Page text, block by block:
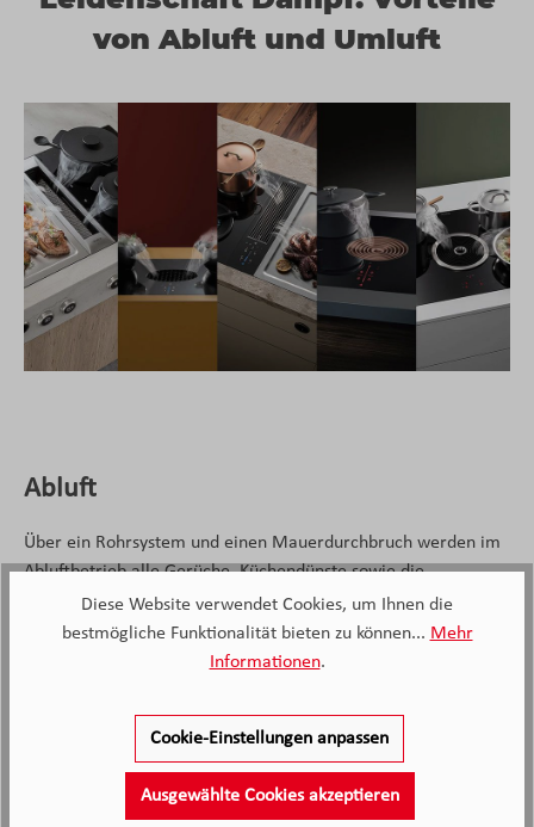
von Abluft und Umluft
Abluft
Über ein Rohrsystem und einen Mauerdurchbruch werden im
Abluftbetrieb alle Gerüche, Küchendünste sowie die
Luftfeuchtigkeit direkt nach draußen ins Freie transportiert.
Der kostenintensive Wechsel von Kohlefiltern entfällt, denn die
Fettfilter können direkt in der Spülmaschine gereinigt werden.
und beispielsweise für Energiesparhäuser ungeeignet.
Diese Website verwendet Cookies, um Ihnen die
bestmögliche Funktionalität bieten zu können... Mehr
Informationen.
Cookie-Einstellungen anpassen
Ausgewählte Cookies akzeptieren